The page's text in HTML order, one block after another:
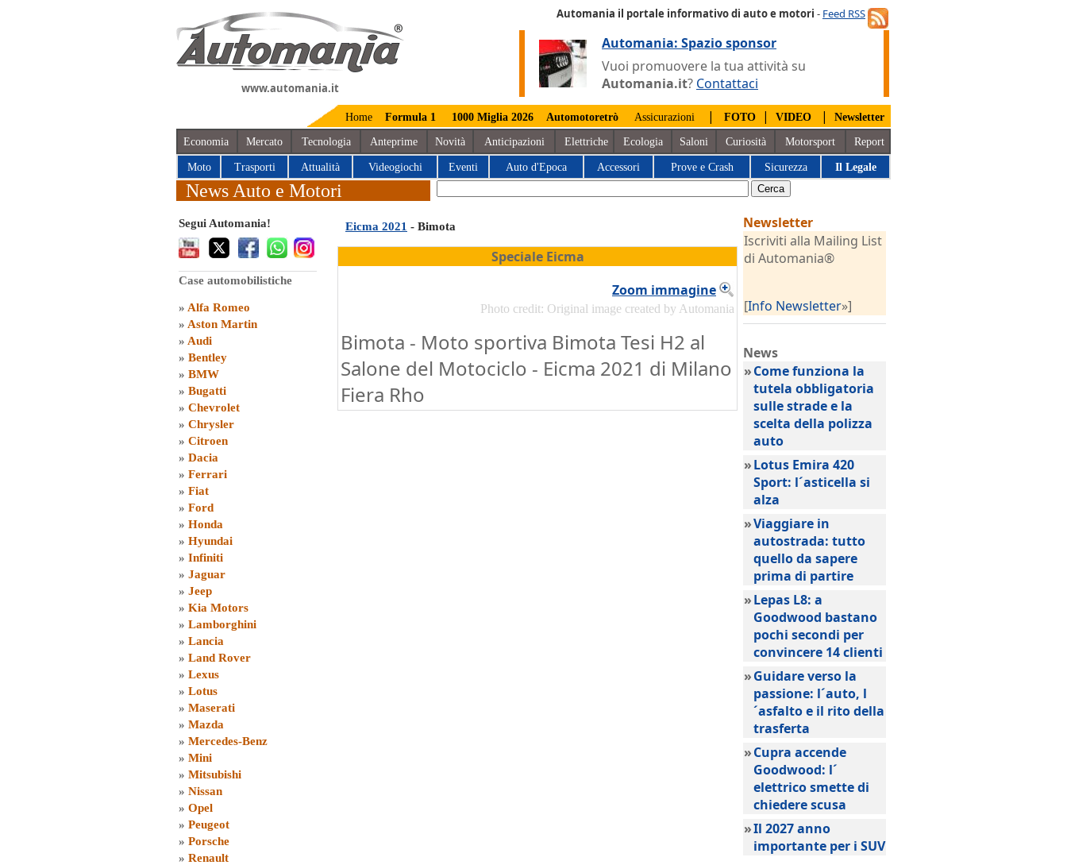
www.automania.it
Automania il portale informativo di auto e motori - Feed RSS
Automania: Spazio sponsor
Vuoi promuovere la tua attività su
Automania.it? Contattaci
Home Formula 1 1000 Miglia 2026 Automotoretrò Assicurazioni | FOTO | VIDEO | Newsletter
Economia Mercato Tecnologia Anteprime Novità Anticipazioni Elettriche Ecologia Saloni Curiosità Motorsport Report
Moto Trasporti Attualità Videogiochi Eventi Auto d'Epoca Accessori Prove e Crash Sicurezza Il Legale
News Auto e Motori
Segui Automania!
Case automobilistiche
» Alfa Romeo
» Aston Martin
» Audi
» Bentley
» BMW
» Bugatti
» Chevrolet
» Chrysler
» Citroen
» Dacia
» Ferrari
» Fiat
» Ford
» Honda
» Hyundai
» Infiniti
» Jaguar
» Jeep
» Kia Motors
» Lamborghini
» Lancia
» Land Rover
» Lexus
» Lotus
» Maserati
» Mazda
» Mercedes-Benz
» Mini
» Mitsubishi
» Nissan
» Opel
» Peugeot
» Porsche
» Renault
Eicma 2021 - Bimota
Speciale Eicma
Zoom immagine
Photo credit: Original image created by Automania
Bimota - Moto sportiva Bimota Tesi H2 al
Salone del Motociclo - Eicma 2021 di Milano
Fiera Rho
Newsletter
Iscriviti alla Mailing List
di Automania®
[Info Newsletter»]
News
»Come funziona la
tutela obbligatoria
sulle strade e la
scelta della polizza
auto
»Lotus Emira 420
Sport: l´asticella si
alza
»Viaggiare in
autostrada: tutto
quello da sapere
prima di partire
»Lepas L8: a
Goodwood bastano
pochi secondi per
convincere 14 clienti
»Guidare verso la
passione: l´auto, l
´asfalto e il rito della
trasferta
»Cupra accende
Goodwood: l´
elettrico smette di
chiedere scusa
»Il 2027 anno
importante per i SUV